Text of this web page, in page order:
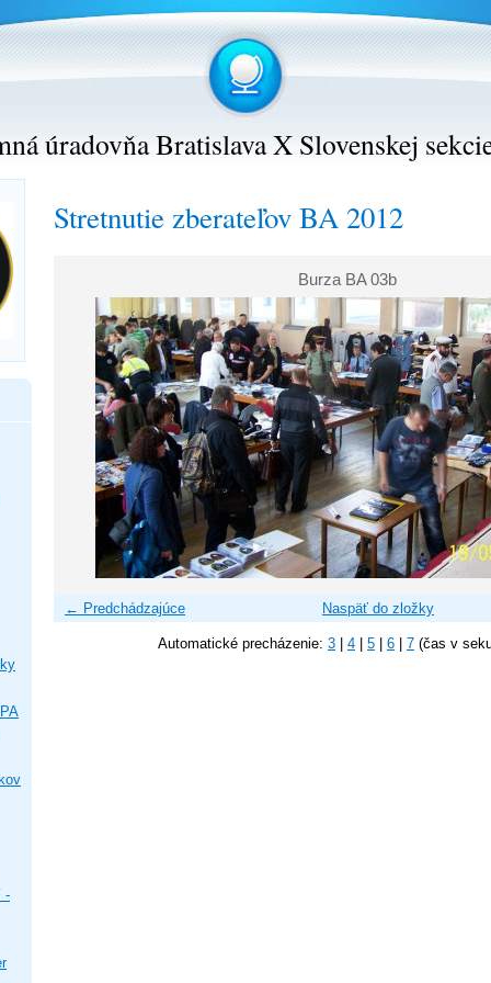
úradovňa Bratislava X Slovenskej
Stretnutie zberateľov BA 2012
Burza BA 03b
← Predchádzajúce Naspäť do zložky
Automatické precházenie: 3 4 5 6 7 (čas v
-